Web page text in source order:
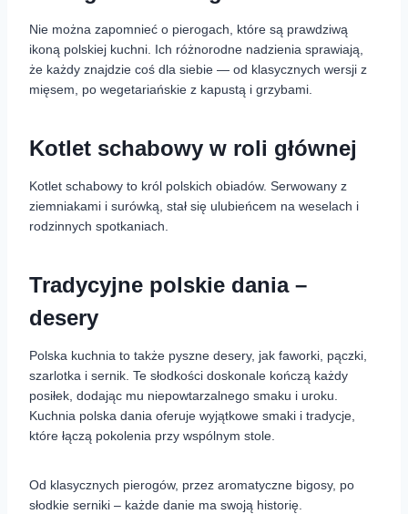
Nie można zapomnieć o pierogach, które są prawdziwą
ikoną polskiej kuchni. Ich różnorodne nadzienia sprawiają,
że każdy znajdzie coś dla siebie — od klasycznych wersji z
mięsem, po wegetariańskie z kapustą i grzybami.
Kotlet schabowy w roli głównej
Kotlet schabowy to król polskich obiadów. Serwowany z
ziemniakami i surówką, stał się ulubieńcem na weselach i
rodzinnych spotkaniach.
Tradycyjne polskie dania –
desery
Polska kuchnia to także pyszne desery, jak faworki, pączki,
szarlotka i sernik. Te słodkości doskonale kończą każdy
posiłek, dodając mu niepowtarzalnego smaku i uroku.
Kuchnia polska dania oferuje wyjątkowe smaki i tradycje,
które łączą pokolenia przy wspólnym stole.
Od klasycznych pierogów, przez aromatyczne bigosy, po
słodkie serniki – każde danie ma swoją historię.